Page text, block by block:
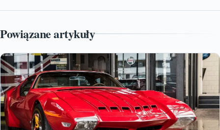
Powiązane artykuły